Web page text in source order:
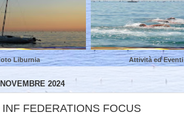
Liburnia Attività ed Eventi
2024
INF FEDERATIONS FOCUS